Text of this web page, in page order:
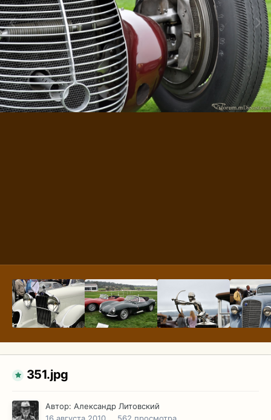
351.jpg
Автор: Александр Литовский